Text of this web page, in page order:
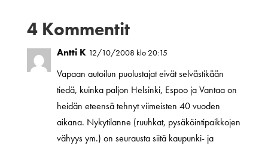
4 Kommentit
Antti K 12/10/2008 klo 20:15
Vapaan autoilun puolustajat eivät selvästikään
tiedä, kuinka paljon Helsinki, Espoo ja Vantaa on
heidän eteensä tehnyt viimeisten 40 vuoden
aikana. Nykytilanne (ruuhkat, pysäköintipaikkojen
vähyys ym.) on seurausta siitä kaupunki- ja